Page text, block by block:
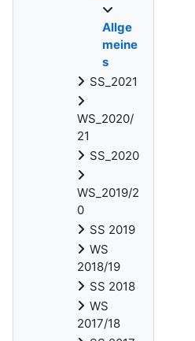
Allge
meine
s
SS_2021
WS_2020/
21
SS_2020
WS_2019/2
0
SS 2019
WS
2018/19
SS 2018
WS
2017/18